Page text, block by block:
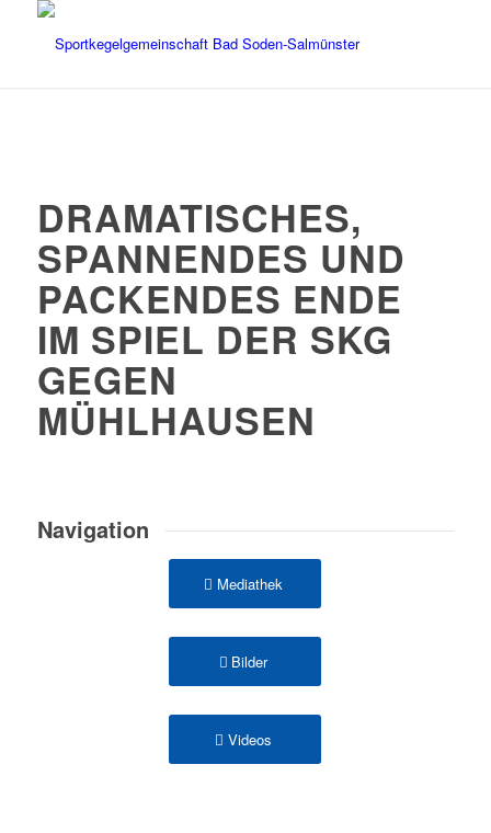
DRAMATISCHES,
SPANNENDES UND
PACKENDES ENDE
IM SPIEL DER SKG
GEGEN
MÜHLHAUSEN
Navigation
Mediathek
Bilder
Videos